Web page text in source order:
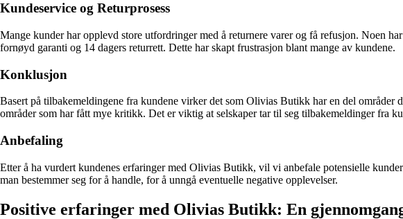
Kundeservice og Returprosess
Mange kunder har opplevd store utfordringer med å returnere varer og få refusjon. Noen
fornøyd garanti og 14 dagers returrett. Dette har skapt frustrasjon blant mange av kundene.
Konklusjon
Basert på tilbakemeldingene fra kundene virker det som Olivias Butikk har en del
områder som har fått mye kritikk. Det er viktig at selskaper tar til seg tilbakemeldinger fra
Anbefaling
Etter å ha vurdert kundenes erfaringer med Olivias Butikk, vil vi anbefale potensielle
man bestemmer seg for å handle, for å unngå eventuelle negative opplevelser.
Positive erfaringer med Olivias Butikk: En